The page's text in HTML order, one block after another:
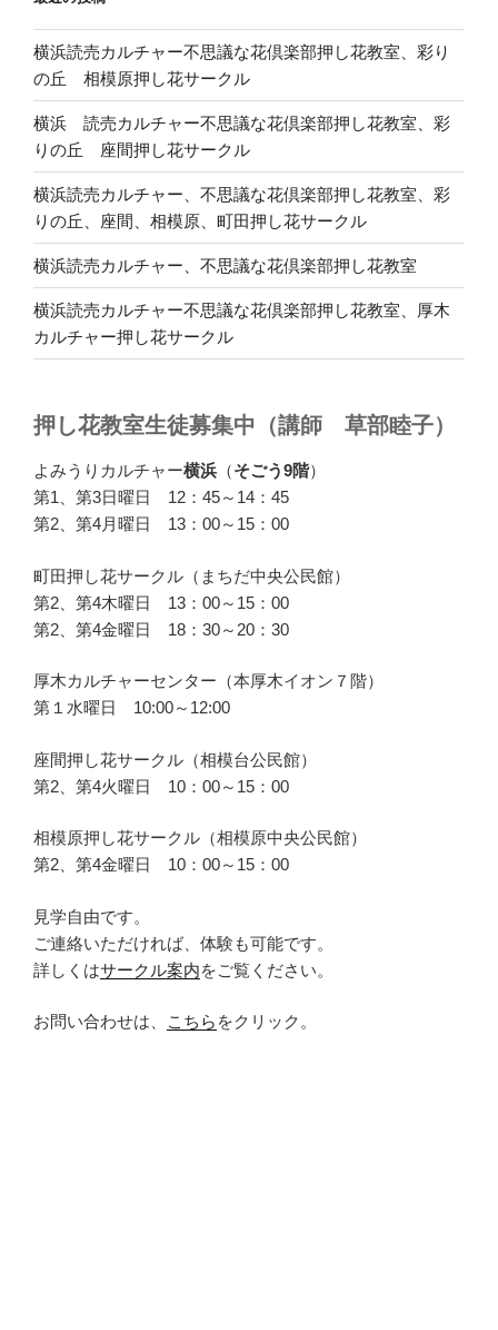
横浜読売カルチャー不思議な花倶楽部押し花教室、彩り
の丘 相模原押し花サークル
横浜 読売カルチャー不思議な花倶楽部押し花教室、彩
りの丘 座間押し花サークル
横浜読売カルチャー、不思議な花倶楽部押し花教室、彩
りの丘、座間、相模原、町田押し花サークル
横浜読売カルチャー、不思議な花倶楽部押し花教室
横浜読売カルチャー不思議な花倶楽部押し花教室、厚木
カルチャー押し花サークル
押し花教室生徒募集中（講師 草部睦子）
よみうりカルチャー横浜 （そごう9階）
第1、第3日曜日 12：45～14：45
第2、第4月曜日 13：00～15：00
町田押し花サークル（まちだ中央公民館）
第2、第4木曜日 13：00～15：00
第2、第4金曜日 18：30～20：30
厚木カルチャーセンター（本厚木イオン７階）
第１水曜日 10:00～12:00
座間押し花サークル（相模台公民館）
第2、第4火曜日 10：00～15：00
相模原押し花サークル（相模原中央公民館）
第2、第4金曜日 10：00～15：00
見学自由です。
ご連絡いただければ、体験も可能です。
詳しくはサークル案内をご覧ください。
お問い合わせは、 こちら をクリック。